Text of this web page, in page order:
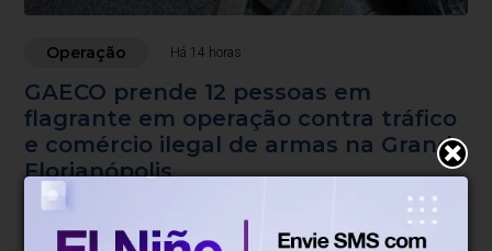
Operação Há 14 horas
GAECO prende 12 pessoas em
flagrante em operação contra tráfico
e comércio ilegal de armas na Grande
Florianópolis
Operação 'Caminho Sem Volta' cumpre 28 mandados de
busca em sete cidades, incluindo Foz do Iguaçu, no
Paraná.